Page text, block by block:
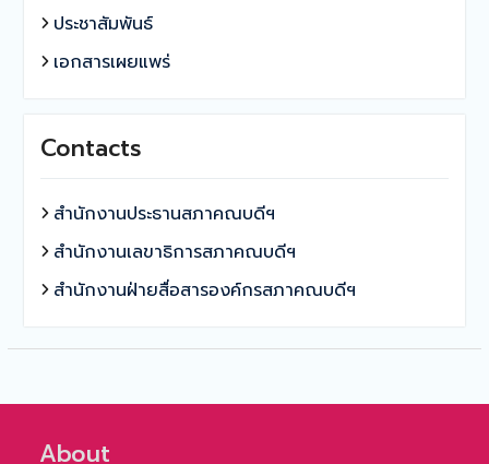
ประชาสัมพันธ์
เอกสารเผยแพร่
Contacts
สำนักงานประธานสภาคณบดีฯ
สำนักงานเลขาธิการสภาคณบดีฯ
สำนักงานฝ่ายสื่อสารองค์กรสภาคณบดีฯ
About